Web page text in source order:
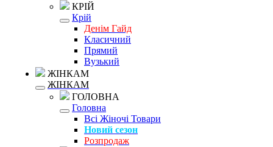
КРІЙ
Крій
Денім Гайд
Класичний
Прямий
Вузький
ЖІНКАМ
ЖІНКАМ
ГОЛОВНА
Головна
Всі Жіночі Товари
Новий сезон
Розпродаж